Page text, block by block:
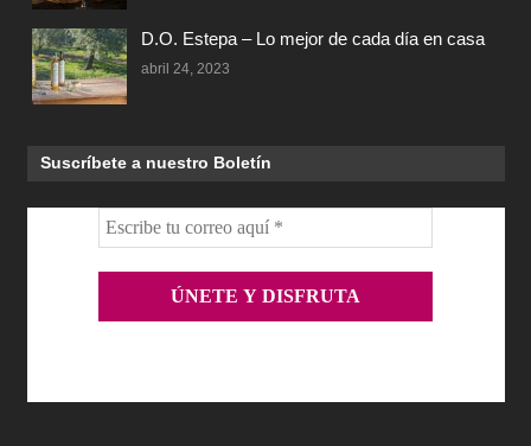
D.O. Estepa – Lo mejor de cada día en casa
abril 24, 2023
Suscríbete a nuestro Boletín